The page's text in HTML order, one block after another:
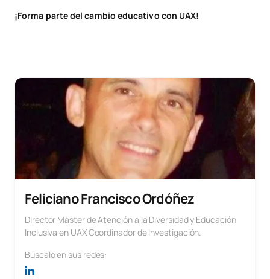
¡Forma parte del cambio educativo con UAX!
Feliciano Francisco Ordóñez
Director Máster de Atención a la Diversidad y Educación
Inclusiva en UAX Coordinador de Investigación.
Búscalo en sus redes: